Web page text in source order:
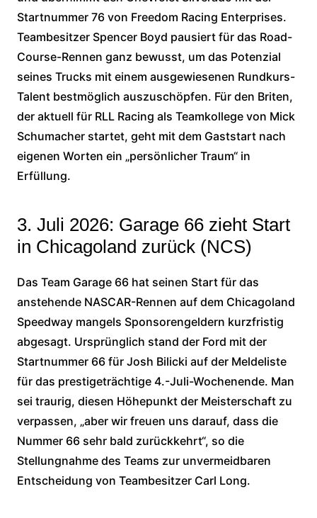
Startnummer 76 von Freedom Racing Enterprises.
Teambesitzer Spencer Boyd pausiert für das Road-
Course-Rennen ganz bewusst, um das Potenzial
seines Trucks mit einem ausgewiesenen Rundkurs-
Talent bestmöglich auszuschöpfen. Für den Briten,
der aktuell für RLL Racing als Teamkollege von Mick
Schumacher startet, geht mit dem Gaststart nach
eigenen Worten ein „persönlicher Traum“ in
Erfüllung.
3. Juli 2026: Garage 66 zieht Start
in Chicagoland zurück (NCS)
Das Team Garage 66 hat seinen Start für das
anstehende NASCAR-Rennen auf dem Chicagoland
Speedway mangels Sponsorengeldern kurzfristig
abgesagt. Ursprünglich stand der Ford mit der
Startnummer 66 für Josh Bilicki auf der Meldeliste
für das prestigeträchtige 4.-Juli-Wochenende. Man
sei traurig, diesen Höhepunkt der Meisterschaft zu
verpassen, „aber wir freuen uns darauf, dass die
Nummer 66 sehr bald zurückkehrt“, so die
Stellungnahme des Teams zur unvermeidbaren
Entscheidung von Teambesitzer Carl Long.